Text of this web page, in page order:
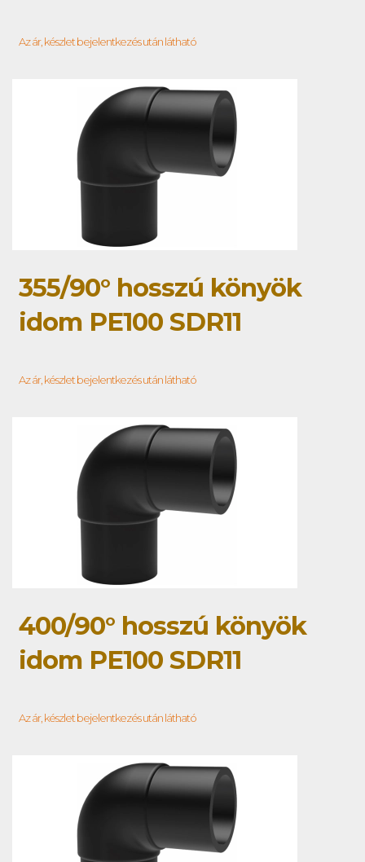
Az ár, készlet bejelentkezés után látható
355/90° hosszú könyök
idom PE100 SDR11
Az ár, készlet bejelentkezés után látható
400/90° hosszú könyök
idom PE100 SDR11
Az ár, készlet bejelentkezés után látható